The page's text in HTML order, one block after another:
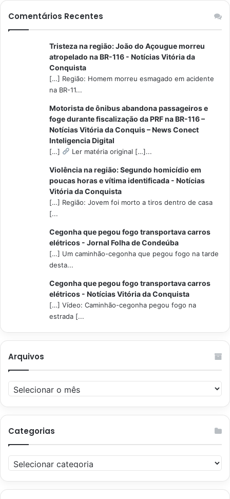
Comentários Recentes
Tristeza na região: João do Açougue morreu
atropelado na BR-116 - Notícias Vitória da
Conquista
[…] Região: Homem morreu esmagado em acidente
na BR-11...
Motorista de ônibus abandona passageiros e
foge durante fiscalização da PRF na BR-116 –
Notícias Vitória da Conquis – News Conect
Inteligencia Digital
[…] Ler matéria original […]...
Violência na região: Segundo homicídio em
poucas horas e vítima identificada - Notícias
Vitória da Conquista
[…] Região: Jovem foi morto a tiros dentro de casa
[...
Cegonha que pegou fogo transportava carros
elétricos - Jornal Folha de Condeúba
[…] Um caminhão-cegonha que pegou fogo na tarde
desta...
Cegonha que pegou fogo transportava carros
elétricos - Notícias Vitória da Conquista
[…] Vídeo: Caminhão-cegonha pegou fogo na
estrada [...
Arquivos
Arquivos
Categorias
Categorias